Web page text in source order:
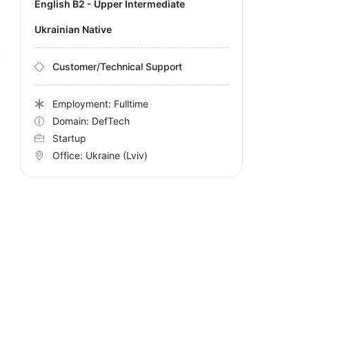
English B2 - Upper Intermediate
Ukrainian Native
Customer/Technical Support
Employment: Fulltime
Domain: DefTech
Startup
Office: Ukraine (Lviv)